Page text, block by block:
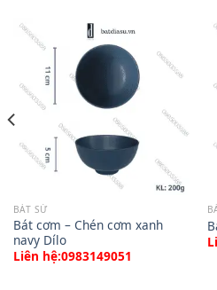
BÁT SỨ
Bát cơm – Chén cơm xanh
navy Dílo
Liên hệ:0983149051